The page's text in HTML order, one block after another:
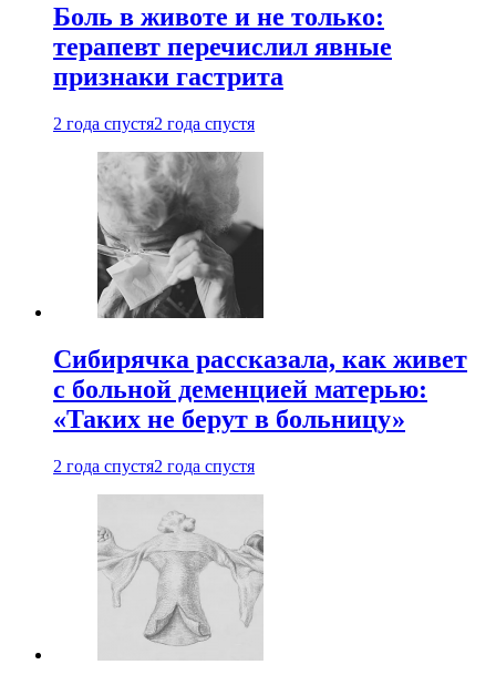
Боль в животе и не только:
терапевт перечислил явные
признаки гастрита
2 года спустя2 года спустя
Сибирячка рассказала, как живет
с больной деменцией матерью:
«Таких не берут в больницу»
2 года спустя2 года спустя